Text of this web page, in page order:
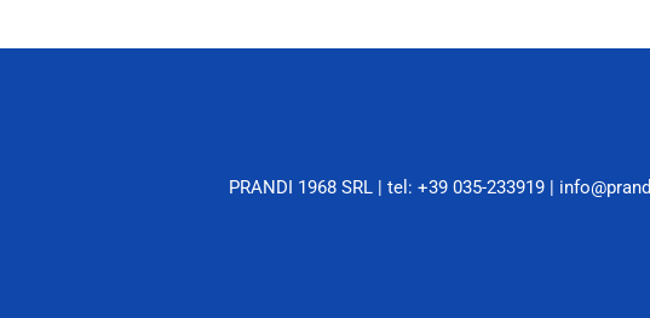
PRANDI 1968 SRL | tel: +39 035-233919|